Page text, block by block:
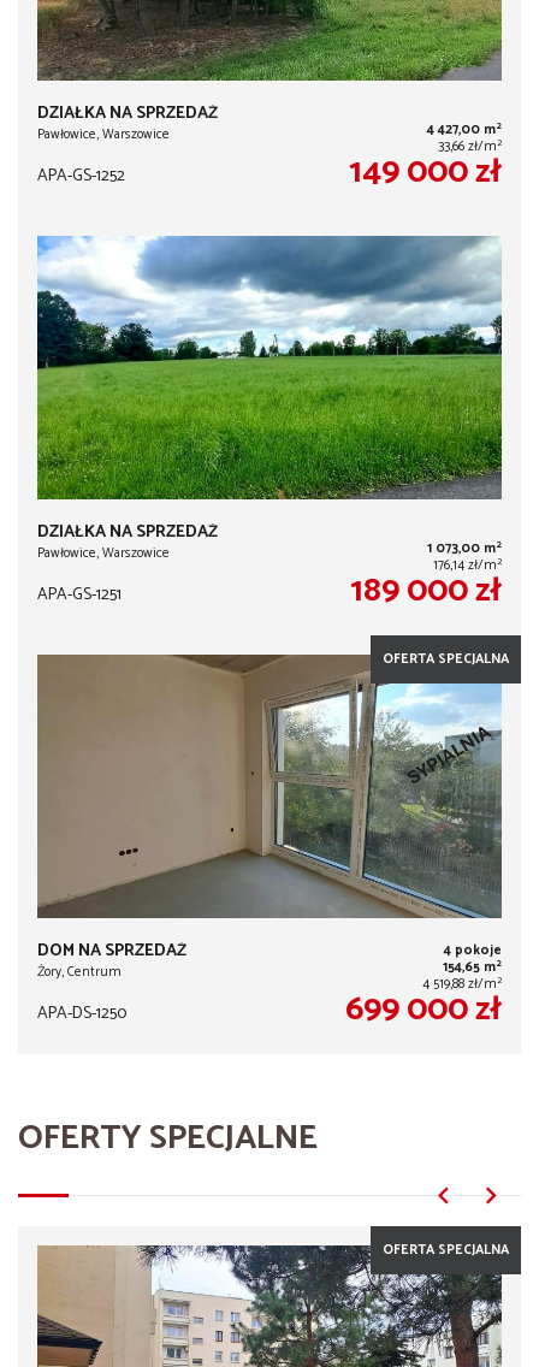
DZIAŁKA NA SPRZEDAŻ
Pawłowice, Warszowice 4 427,00 m2
33,66 zł/m2
APA-GS-1252 149 000 zł
DZIAŁKA NA SPRZEDAŻ
Pawłowice, Warszowice 1 073,00 m2
176,14 zł/m2
APA-GS-1251 189 000 zł
OFERTA SPECJALNA
DOM NA SPRZEDAŻ
Żory, Centrum
4 pokoje
154,65 m2
4 519,88 zł/m2
APA-DS-1250 699 000 zł
OFERTY SPECJALNE
OFERTA SPECJALNA